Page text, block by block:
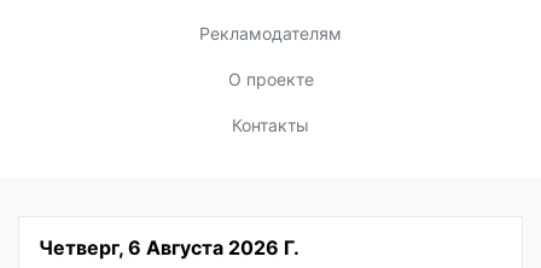
Рекламодателям
О проекте
Контакты
Четверг, 6 Августа 2026 Г.